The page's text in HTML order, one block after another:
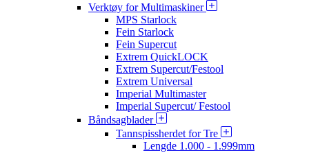
Verktøy for Multimaskiner
MPS Starlock
Fein Starlock
Fein Supercut
Extrem QuickLOCK
Extrem Supercut/Festool
Extrem Universal
Imperial Multimaster
Imperial Supercut/ Festool
Båndsagblader
Tannspissherdet for Tre
Lengde 1.000 - 1.999mm